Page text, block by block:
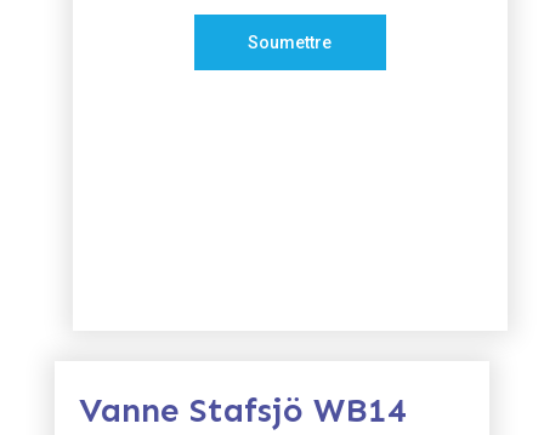
Soumettre
Vanne Stafsjö WB14